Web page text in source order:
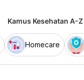
Kamus Kesehatan A-Z
Homecare